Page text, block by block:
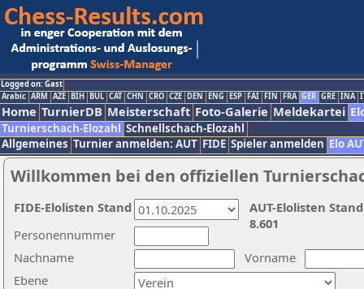
Logged on: Gast
Arabic ARM AZE BIH BUL CAT CHN CRO CZE DEN ENG ESP FAI FIN FRA GER GRE INA
Home TurnierDB Meisterschaft Foto-Galerie Meldekartei
Turnierschach-Elozahl Schnellschach-Elozahl
Allgemeines Turnier anmelden: AUT FIDE Spieler anmelden Elo
Willkommen bei den offiziellen
Nachname
Vorname
Ebene
Personennummer
AUT-Elolisten
8.601
FIDE-Elolisten Stand